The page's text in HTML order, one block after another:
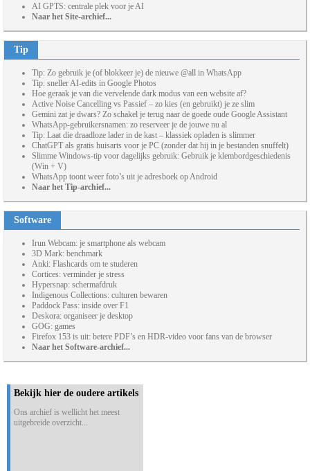
AI GPTS: centrale plek voor je AI
Naar het Site-archief...
Tip
Tip: Zo gebruik je (of blokkeer je) de nieuwe @all in WhatsApp
Tip: sneller AI-edits in Google Photos
Hoe geraak je van die vervelende dark modus van een website af?
Active Noise Cancelling vs Passief – zo kies (en gebruikt) je ze slim
Gemini zat je dwars? Zo schakel je terug naar de goede oude Google Assistant
WhatsApp-gebruikersnamen: zo reserveer je de jouwe nu al
Tip: Laat die draadloze lader in de kast – klassiek opladen is slimmer
ChatGPT als gratis huisarts voor je PC (zonder dat hij in je bestanden snuffelt)
Slimme Windows-tip voor dagelijks gebruik: Gebruik je klembordgeschiedenis
(Win + V)
WhatsApp toont weer foto’s uit je adresboek op Android
Naar het Tip-archief...
Software
Irun Webcam: je smartphone als webcam
3D Mark: benchmark
Anki: Flashcards om te studeren
Cortices: verminder je stress
Hypersnap: schermafdruk
Indigenous Collections: culturen bewaren
Paddock Pass: inside over F1
Deskora: organiseer je desktop
GOG: games
Firefox 153 is uit: betere PDF’s en HDR-video voor fans van de browser
Naar het Software-archief...
Bekijk hier de oudere artikels
Ons archief is wellicht het meest
uitgebreide overzicht...